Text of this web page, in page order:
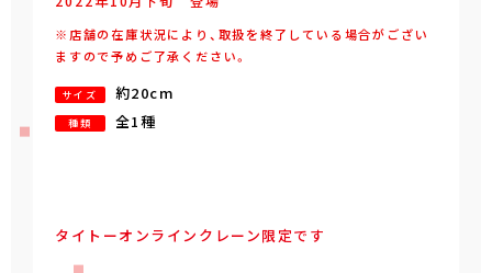
※店舗の在庫状況により、取扱を終了している場合がござい
ますので予めご了承ください。
サイズ 約20cm
種類 全1種
タイトーオンラインクレーン限定です